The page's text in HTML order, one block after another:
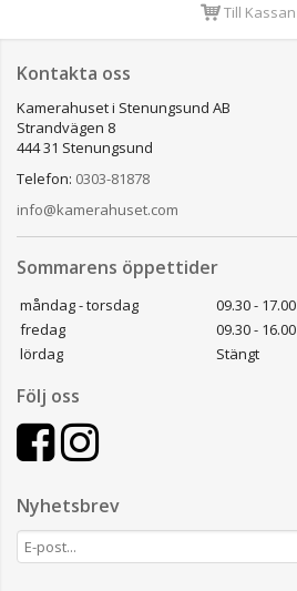
Till Kassan
Kontakta oss
Kamerahuset i Stenungsund AB
Strandvägen 8
444 31 Stenungsund
Telefon: 0303-81878
info@kamerahuset.com
Sommarens öppettider
måndag - torsdag
09.30 - 17.00
fredag
09.30 - 16.00
lördag
Stängt
Följ oss
Nyhetsbrev